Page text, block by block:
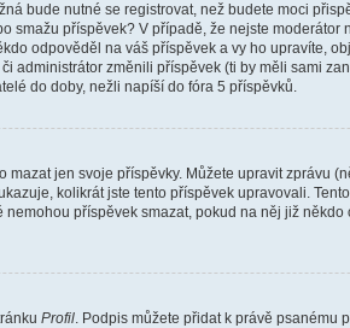
bude nutné se registrovat, než budete moci
smažu příspěvek? V případě, že nejste
odpověděl na váš příspěvek a vy ho upravíte,
administrátor změnili příspěvek (ti by měli sami
do doby, nežli napíší do fóra 5 příspěvků.
jen svoje příspěvky. Můžete upravit zprávu
kolikrát jste tento příspěvek upravovali.
příspěvek smazat, pokud na něj již
Profil. Podpis můžete přidat k právě psanému